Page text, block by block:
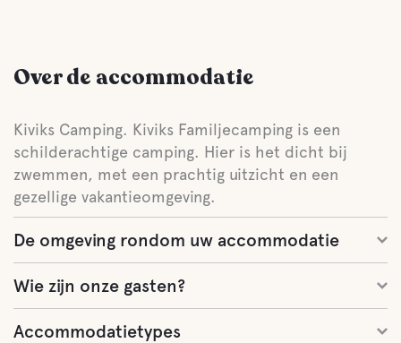
Over de accommodatie
Kiviks Camping. Kiviks Familjecamping is een
schilderachtige camping. Hier is het dicht bij
zwemmen, met een prachtig uitzicht en een
gezellige vakantieomgeving.
De omgeving rondom uw accommodatie
Wie zijn onze gasten?
Accommodatietypes